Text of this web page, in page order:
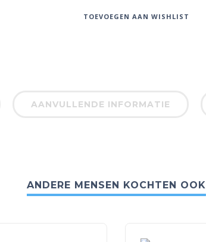
TOEVOEGEN AAN WISHLIST
AANVULLENDE INFORMATIE
ANDERE MENSEN KOCHTEN OOK